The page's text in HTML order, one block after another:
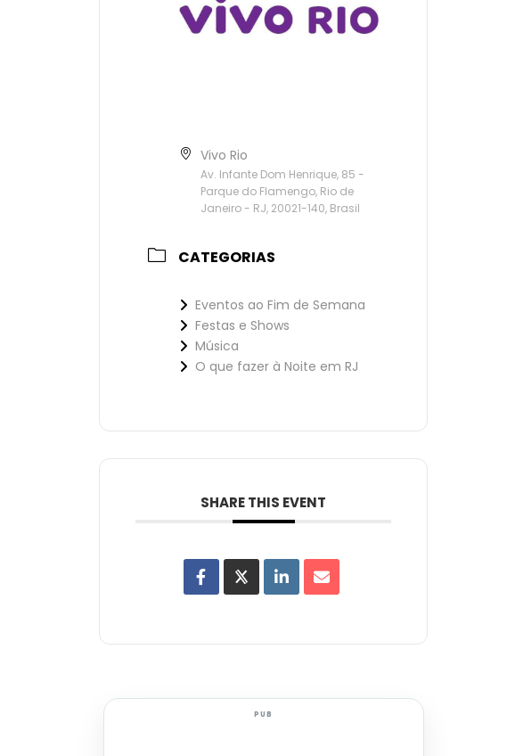
Vivo Rio
Av. Infante Dom Henrique, 85 -
Parque do Flamengo, Rio de
Janeiro - RJ, 20021-140, Brasil
CATEGORIAS
Eventos ao Fim de Semana
Festas e Shows
Música
O que fazer à Noite em RJ
SHARE THIS EVENT
PUB